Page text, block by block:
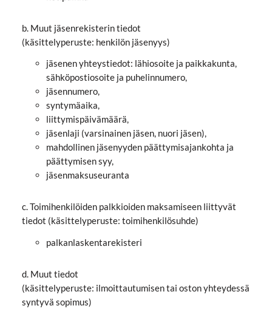
b. Muut jäsenrekisterin tiedot
(käsittelyperuste: henkilön jäsenyys)
jäsenen yhteystiedot: lähiosoite ja paikkakunta,
sähköpostiosoite ja puhelinnumero,
jäsennumero,
syntymäaika,
liittymispäivämäärä,
jäsenlaji (varsinainen jäsen, nuori jäsen),
mahdollinen jäsenyyden päättymisajankohta ja
päättymisen syy,
jäsenmaksuseuranta
c. Toimihenkilöiden palkkioiden maksamiseen liittyvät
tiedot (käsittelyperuste: toimihenkilösuhde)
palkanlaskentarekisteri
d. Muut tiedot
(käsittelyperuste: ilmoittautumisen tai oston yhteydessä
syntyvä sopimus)